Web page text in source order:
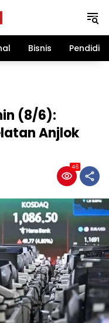
Bisnis
(8/6):
Anjlok
46